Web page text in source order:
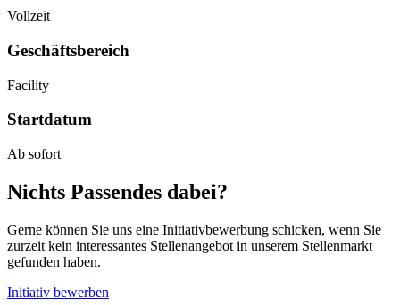
Vollzeit
Geschäftsbereich
Facility
Startdatum
Ab sofort
Nichts Passendes dabei?
Gerne können Sie uns eine Initiativbewerbung schicken, wenn Sie
zurzeit kein interessantes Stellenangebot in unserem Stellenmarkt
gefunden haben.
Initiativ bewerben